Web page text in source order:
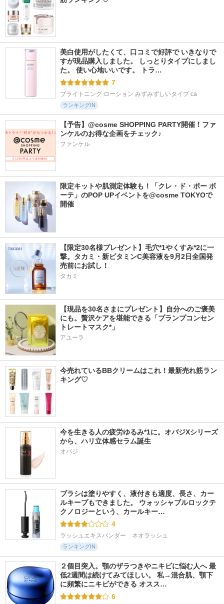
美白使用がしたくて、口コミで好評で いきなりで
すが現品購入しました。 しっとりタイプにしまし
た。 使い心地いいです。 トラ…
7
ブライトニング ローション みずみずしいタイプ ca
ランキングIN
【予告】@cosme SHOPPING PARTY開催！ファ
ンケルのお得な企画をチェック♪
ファンケル
限定キットや肌測定体験も！「クレ・ド・ポー ボ
ーテ」のPOP UPイベントを@cosme TOKYOで
開催
【限定30名様プレゼント】毛穴*1やくすみ*2に一
撃。タカミ・新ビタミンC美容液を9月2日全国発
売前にお試し！
タカミ
【現品を30名さまにプレゼント】自分へのご褒美
にも。贅沢ケアを堪能できる「プランプコンセン
トレートマスク*」
アユーラ
今売れているBBクリームはこれ！最新売れ筋ラン
キング♡
今を生きる人の疲労ゆるみ*1に。オバジXシリーズ
から、ハリ立体感セラム誕生
オバジ
ブラシは塗りやすく、液付きも適度、長さ、カー
ルキープもできました。 ウォッシャブルロックテ
クノロジーという、カールキー…
4
ラッシュエキスパンダー　ネオラッシュ
ランキングIN
２個目突入。顎のザラつきやニキビに悩む人へ 最
低2週間は続けてみてほしい。 私→混合肌、顎下
に頻繁にニキビができる オスス…
6